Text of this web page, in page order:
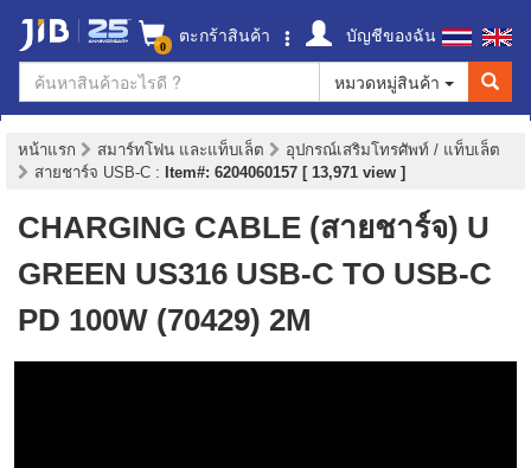
0 ตะกร้าสินค้า
บัญชีของฉัน
หมวดหมู่สินค้า
หน้าแรก สมาร์ทโฟน และแท็บเล็ต
อุปกรณ์เสริมโทรศัพท์ / แท็บเล็ต
สายชาร์จ USB-C : Item#: 6204060157 [ 13,971 view ]
CHARGING CABLE (สายชาร์จ) U
GREEN US316 USB-C TO USB-C
PD 100W (70429) 2M